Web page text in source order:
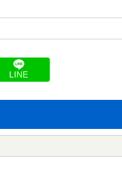
LINE